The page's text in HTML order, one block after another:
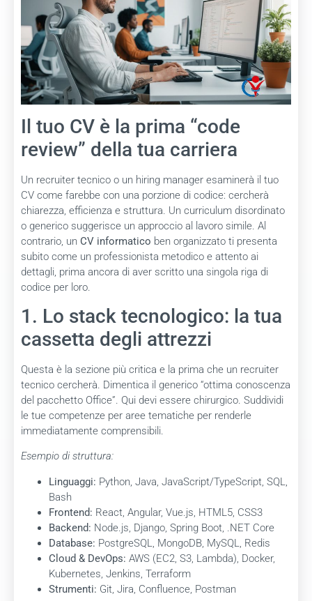
Il tuo CV è la prima “code
review” della tua carriera
Un recruiter tecnico o un hiring manager esaminerà il tuo
CV come farebbe con una porzione di codice: cercherà
chiarezza, efficienza e struttura. Un curriculum disordinato
o generico suggerisce un approccio al lavoro simile. Al
contrario, un CV informatico ben organizzato ti presenta
subito come un professionista metodico e attento ai
dettagli, prima ancora di aver scritto una singola riga di
codice per loro.
1. Lo stack tecnologico: la tua
cassetta degli attrezzi
Questa è la sezione più critica e la prima che un recruiter
tecnico cercherà. Dimentica il generico “ottima conoscenza
del pacchetto Office”. Qui devi essere chirurgico. Suddividi
le tue competenze per aree tematiche per renderle
immediatamente comprensibili.
Esempio di struttura:
Linguaggi: Python, Java, JavaScript/TypeScript, SQL,
Bash
Frontend: React, Angular, Vue.js, HTML5, CSS3
Backend: Node.js, Django, Spring Boot, .NET Core
Database: PostgreSQL, MongoDB, MySQL, Redis
Cloud & DevOps: AWS (EC2, S3, Lambda), Docker,
Kubernetes, Jenkins, Terraform
Strumenti: Git, Jira, Confluence, Postman